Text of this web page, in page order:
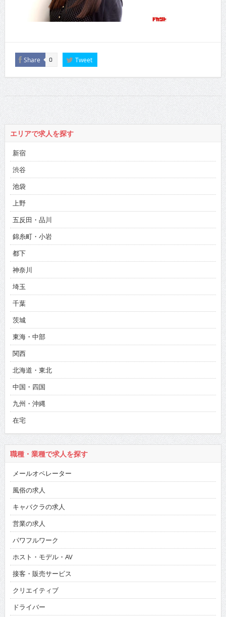
Share 0 Tweet
エリアで求人を探す
新宿
渋谷
池袋
上野
五反田・品川
錦糸町・小岩
都下
神奈川
埼玉
千葉
茨城
東海・中部
関西
北海道・東北
中国・四国
九州・沖縄
在宅
職種・業種で求人を探す
メールオペレーター
風俗の求人
キャバクラの求人
営業の求人
パワフルワーク
ホスト・モデル・AV
接客・販売サービス
クリエイティブ
ドライバー